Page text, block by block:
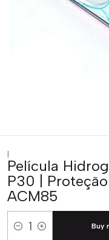
|
Película
P30 | Proteção
ACM85
Quantity
Buy